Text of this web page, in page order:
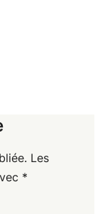
Les
*